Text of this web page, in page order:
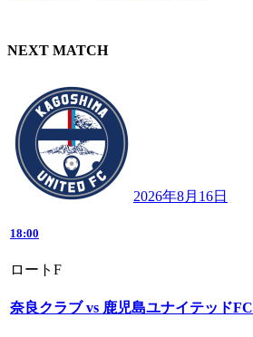
NEXT MATCH
2026年8月16日
18:00
ロートF
奈良クラブ vs 鹿児島ユナイテッドFC